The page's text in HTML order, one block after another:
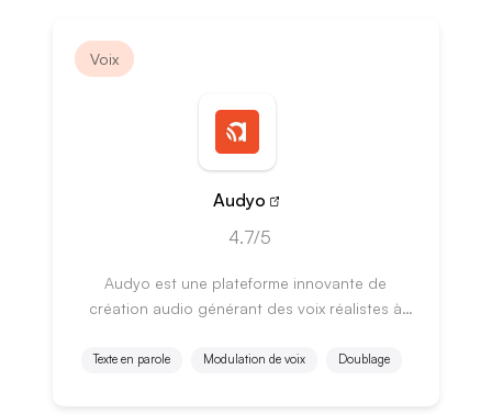
Voix
Audyo
4.7/5
Audyo est une plateforme innovante de
création audio générant des voix réalistes à
Texte en parole Modulation de voix Doublage